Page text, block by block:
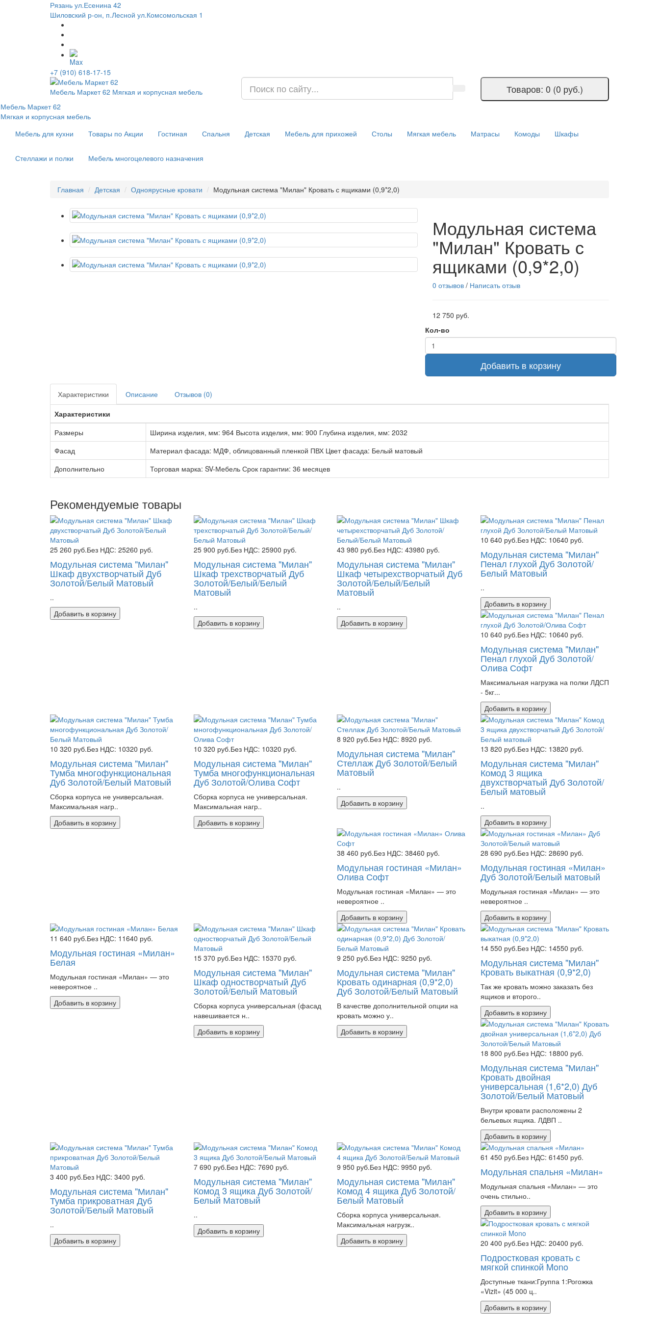
Рязань ул.Есенина 42
Шиловский р-он, п.Лесной ул.Комсомольская 1
+7 (910) 618-17-15
Мебель Маркет 62 Мягкая и корпусная мебель Товаров: 0 (0 руб.)
Мебель Маркет 62
Мягкая и корпусная мебель
Мебель для кухни
Товары по Акции Гостиная Спальня Детская Мебель для прихожей Столы Мягкая мебель Матрасы Комоды Шкафы
Стеллажи и полки Мебель многоцелевого назначения
Главная Детская Одноярусные кровати Модульная система "Милан" Кровать с ящиками (0,9*2,0)
Модульная система
"Милан" Кровать с
ящиками (0,9*2,0)
0 отзывов / Написать отзыв
12 750 руб.
Кол-во
Добавить в корзину
Характеристики Описание
Отзывов (0)
Характеристики
Размеры
Ширина изделия, мм: 964 Высота изделия, мм: 900 Глубина изделия, мм: 2032
Фасад
Материал фасада: МДФ, облицованный пленкой ПВХ Цвет фасада: Белый матовый
Дополнительно
Торговая марка: SV-Мебель Срок гарантии: 36 месяцев
Рекомендуемые товары
25 260 руб.Без НДС: 25260 руб.
Модульная система "Милан"
Шкаф двухстворчатый Дуб
Золотой/Белый Матовый
..
Добавить в корзину
25 900 руб.Без НДС: 25900 руб.
Модульная система "Милан"
Шкаф трехстворчатый Дуб
Золотой/Белый/Белый
Матовый
..
Добавить в корзину
43 980 руб.Без НДС: 43980 руб.
Модульная система "Милан"
Шкаф четырехстворчатый Дуб
Золотой/Белый/Белый
Матовый
..
Добавить в корзину
10 640 руб.Без НДС: 10640 руб.
Модульная система "Милан"
Пенал глухой Дуб Золотой/
Белый Матовый
..
Добавить в корзину
10 640 руб.Без НДС: 10640 руб.
Модульная система "Милан"
Пенал глухой Дуб Золотой/
Олива Софт
Максимальная нагрузка на полки ЛДСП
- 5кг...
Добавить в корзину
10 320 руб.Без НДС: 10320 руб.
Модульная система "Милан"
Тумба многофункциональная
Дуб Золотой/Белый Матовый
Сборка корпуса не универсальная.
Максимальная нагр..
Добавить в корзину
10 320 руб.Без НДС: 10320 руб.
Модульная система "Милан"
Тумба многофункциональная
Дуб Золотой/Олива Софт
Сборка корпуса не универсальная.
Максимальная нагр..
Добавить в корзину
8 920 руб.Без НДС: 8920 руб.
Модульная система "Милан"
Стеллаж Дуб Золотой/Белый
Матовый
..
Добавить в корзину
13 820 руб.Без НДС: 13820 руб.
Модульная система "Милан"
Комод 3 ящика
двухстворчатый Дуб Золотой/
Белый матовый
..
Добавить в корзину
38 460 руб.Без НДС: 38460 руб.
Модульная гостиная «Милан»
Олива Софт
Модульная гостиная «Милан» — это
невероятное ..
Добавить в корзину
28 690 руб.Без НДС: 28690 руб.
Модульная гостиная «Милан»
Дуб Золотой/Белый матовый
Модульная гостиная «Милан» — это
невероятное ..
Добавить в корзину
11 640 руб.Без НДС: 11640 руб.
Модульная гостиная «Милан»
Белая
Модульная гостиная «Милан» — это
невероятное ..
Добавить в корзину
15 370 руб.Без НДС: 15370 руб.
Модульная система "Милан"
Шкаф одностворчатый Дуб
Золотой/Белый Матовый
Сборка корпуса универсальная (фасад
навешивается н..
Добавить в корзину
9 250 руб.Без НДС: 9250 руб.
Модульная система "Милан"
Кровать одинарная (0,9*2,0)
Дуб Золотой/Белый Матовый
В качестве дополнительной опции на
кровать можно у..
Добавить в корзину
14 550 руб.Без НДС: 14550 руб.
Модульная система "Милан"
Кровать выкатная (0,9*2,0)
Так же кровать можно заказать без
ящиков и второго..
Добавить в корзину
18 800 руб.Без НДС: 18800 руб.
Модульная система "Милан"
Кровать двойная
универсальная (1,6*2,0) Дуб
Золотой/Белый Матовый
Внутри кровати расположены 2
бельевых ящика. ЛДВП ..
Добавить в корзину
3 400 руб.Без НДС: 3400 руб.
Модульная система "Милан"
Тумба прикроватная Дуб
Золотой/Белый Матовый
..
Добавить в корзину
7 690 руб.Без НДС: 7690 руб.
Модульная система "Милан"
Комод 3 ящика Дуб Золотой/
Белый Матовый
..
Добавить в корзину
9 950 руб.Без НДС: 9950 руб.
Модульная система "Милан"
Комод 4 ящика Дуб Золотой/
Белый Матовый
Сборка корпуса универсальная.
Максимальная нагрузк..
Добавить в корзину
61 450 руб.Без НДС: 61450 руб.
Модульная спальня «Милан»
Модульная спальня «Милан» — это
очень стильно..
Добавить в корзину
20 400 руб.Без НДС: 20400 руб.
Подростковая кровать с
мягкой спинкой Mono
Доступные ткани:Группа 1:Рогожка
«Vizit» (45 000 ц..
Добавить в корзину